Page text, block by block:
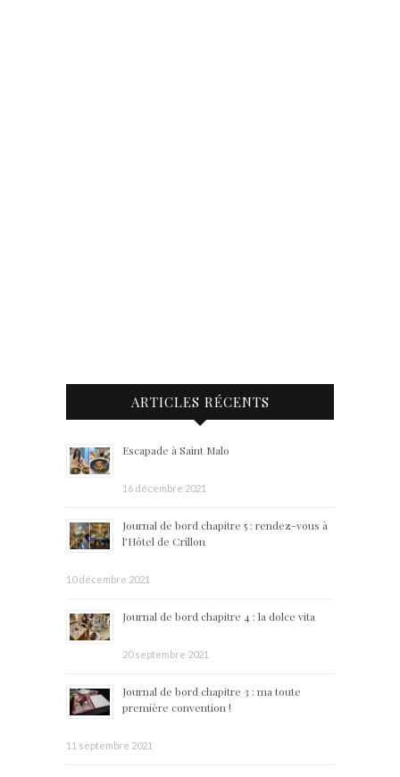
ARTICLES RÉCENTS
Escapade à Saint Malo
16 décembre 2021
Journal de bord chapitre 5 : rendez-vous à
l’Hôtel de Crillon
10 décembre 2021
Journal de bord chapitre 4 : la dolce vita
20 septembre 2021
Journal de bord chapitre 3 : ma toute
première convention !
11 septembre 2021